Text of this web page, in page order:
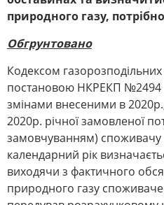
природного газу,
Обгрунтовано
Кодексом
постановою НКРЕКП №2494
змінами внесеними в
2020р. річної замовленої
замовчуванням) споживачу
календарний рік
виходячи з фактичного
природного газу